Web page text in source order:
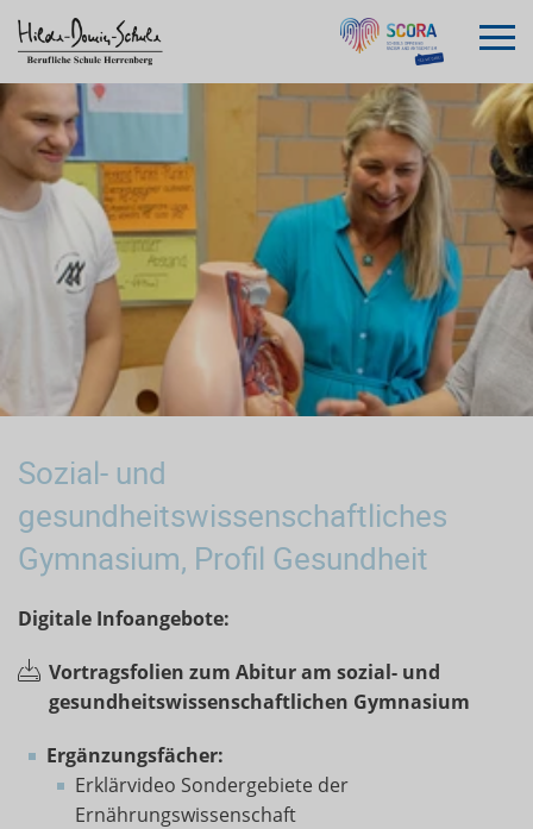
Sozial- und
gesundheitswissenschaftliches
Gymnasium, Profil Gesundheit
Digitale Infoangebote:
Vortragsfolien zum Abitur am sozial- und
gesundheitswissenschaftlichen Gymnasium
Ergänzungsfächer:
Erklärvideo Sondergebiete der
Ernährungswissenschaft